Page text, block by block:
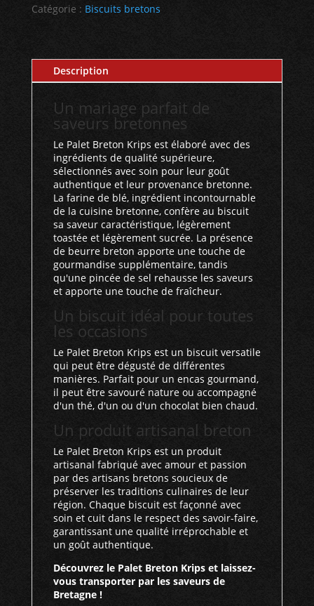
-
600g
Catégorie : Biscuits bretons
Description
Un mariage parfait de
saveurs bretonnes
Le Palet Breton Krips est élaboré avec des
ingrédients de qualité supérieure,
sélectionnés avec soin pour leur goût
authentique et leur provenance bretonne.
La farine de blé, ingrédient incontournable
de la cuisine bretonne, confère au biscuit
sa saveur caractéristique, légèrement
toastée et légèrement sucrée. La présence
de beurre breton apporte une touche de
gourmandise supplémentaire, tandis
qu'une pincée de sel rehausse les saveurs
et apporte une touche de fraîcheur.
Un biscuit idéal pour toutes
les occasions
Le Palet Breton Krips est un biscuit versatile
qui peut être dégusté de différentes
manières. Parfait pour un encas gourmand,
il peut être savouré nature ou accompagné
d'un thé, d'un ou d'un chocolat bien chaud.
Un produit artisanal breton
Le Palet Breton Krips est un produit
artisanal fabriqué avec amour et passion
par des artisans bretons soucieux de
préserver les traditions culinaires de leur
région. Chaque biscuit est façonné avec
soin et cuit dans le respect des savoir-faire,
garantissant une qualité irréprochable et
un goût authentique.
Découvrez le Palet Breton Krips et laissez-
vous transporter par les saveurs de
Bretagne !